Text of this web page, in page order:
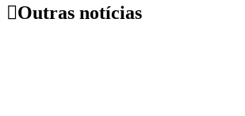
Outras notícias